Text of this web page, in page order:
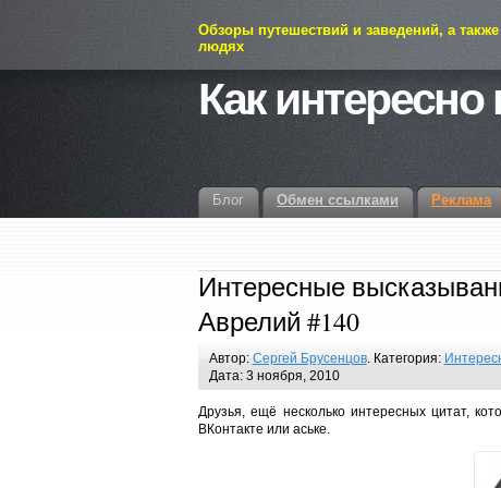
Обзоры путешествий и заведений, а
людях
Как
Блог Обмен ссылками Реклама
Интересные
Аврелий #140
Автор: Сергей Брусенцов. Категория:
Дата: 3 ноября, 2010
Друзья, ещё несколько интересных цитат,
ВКонтакте или аське.